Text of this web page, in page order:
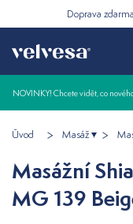
Doprava
NOVINKY! Chcete vidět, co
Úvod Masáž
Masážní
MG 139